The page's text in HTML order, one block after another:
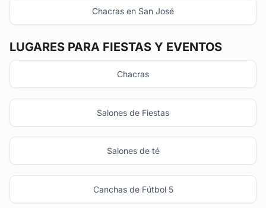
Chacras en San José
LUGARES PARA FIESTAS Y EVENTOS
Chacras
Salones de Fiestas
Salones de té
Canchas de Fútbol 5